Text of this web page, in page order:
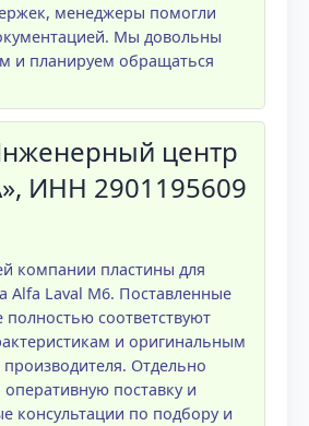
менеджеры помогли
Мы довольны
и планируем обращаться
центр
ИНН 2901195609
компании пластины для
Alfa Laval M6. Поставленные
соответствуют
и оригинальным
Отдельно
поставку и
консультации по подбору и